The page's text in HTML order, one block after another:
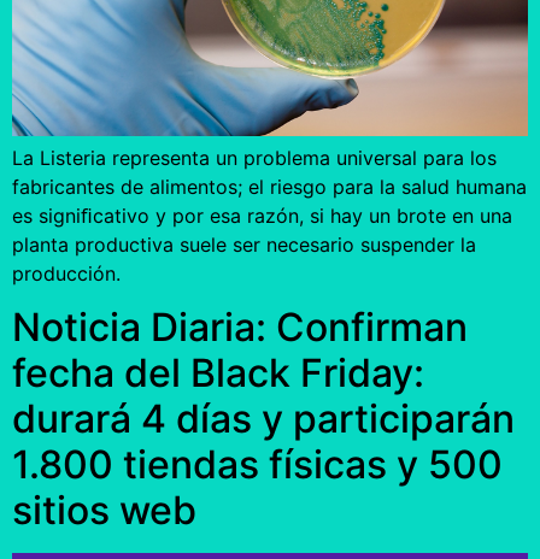
La Listeria representa un problema universal para los
fabricantes de alimentos; el riesgo para la salud humana
es signiﬁcativo y por esa razón, si hay un brote en una
planta productiva suele ser necesario suspender la
producción.
Noticia Diaria: Confirman
fecha del Black Friday:
durará 4 días y participarán
1.800 tiendas físicas y 500
sitios web